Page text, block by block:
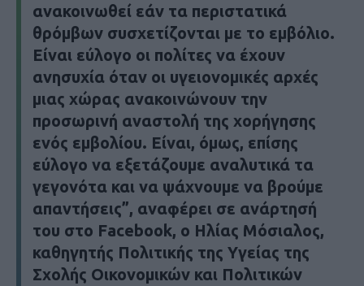
ανακοινωθεί εάν τα περιστατικά
θρόμβων συσχετίζονται με το εμβόλιο.
Είναι εύλογο οι πολίτες να έχουν
ανησυχία όταν οι υγειονομικές αρχές
μιας χώρας ανακοινώνουν την
προσωρινή αναστολή της χορήγησης
ενός εμβολίου. Είναι, όμως, επίσης
εύλογο να εξετάζουμε αναλυτικά τα
γεγονότα και να ψάχνουμε να βρούμε
απαντήσεις”, αναφέρει σε ανάρτησή
του στο Facebook, ο Ηλίας Μόσιαλος,
καθηγητής Πολιτικής της Υγείας της
Σχολής Οικονομικών και Πολιτικών